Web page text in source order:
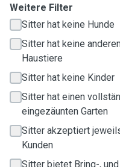
Weitere Filter
Sitter hat keine Hunde
Sitter hat keine
Haustiere
Sitter hat keine Kinder
Sitter hat einen
eingezäunten Garten
Sitter akzeptiert
Kunden
Sitter bietet Bring-, und